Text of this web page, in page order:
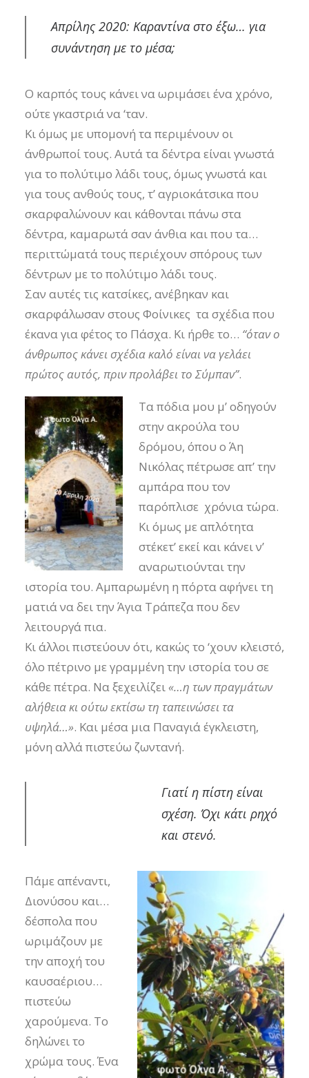
Απρίλης 2020: Καραντίνα στο έξω… για
συνάντηση με το μέσα;
Ο καρπός τους κάνει να ωριμάσει ένα χρόνο,
ούτε γκαστριά να ‘ταν.
Κι όμως με υπομονή τα περιμένουν οι
άνθρωποί τους. Αυτά τα δέντρα είναι γνωστά
για το πολύτιμο λάδι τους, όμως γνωστά και
για τους ανθούς τους, τ’ αγριοκάτσικα που
σκαρφαλώνουν και κάθονται πάνω στα
δέντρα, καμαρωτά σαν άνθια και που τα…
περιττώματά τους περιέχουν σπόρους των
δέντρων με το πολύτιμο λάδι τους.
Σαν αυτές τις κατσίκες, ανέβηκαν και
σκαρφάλωσαν στους Φοίνικες τα σχέδια που
έκανα για φέτος το Πάσχα. Κι ήρθε το… “όταν ο
άνθρωπος κάνει σχέδια καλό είναι να γελάει
πρώτος αυτός, πριν προλάβει το Σύμπαν”.
Τα πόδια μου μ’ οδηγούν
στην ακρούλα του
δρόμου, όπου ο Άη
Νικόλας πέτρωσε απ’ την
αμπάρα που τον
παρόπλισε χρόνια τώρα.
Κι όμως με απλότητα
στέκετ’ εκεί και κάνει ν’
αναρωτιούνται την
ιστορία του. Αμπαρωμένη η πόρτα αφήνει τη
ματιά να δει την Άγια Τράπεζα που δεν
λειτουργά πια.
Κι άλλοι πιστεύουν ότι, κακώς το ‘χουν κλειστό,
όλο πέτρινο με γραμμένη την ιστορία του σε
κάθε πέτρα. Να ξεχειλίζει«…η των πραγμάτων
αλήθεια κι ούτω εκτίσω τη ταπεινώσει τα
υψηλά…». Και μέσα μια Παναγιά έγκλειστη,
μόνη αλλά πιστεύω ζωντανή.
Γιατί η πίστη είναι
σχέση. Όχι κάτι ρηχό
και στενό.
Πάμε απέναντι,
Διονύσου και…
δέσπολα που
ωριμάζουν με
την αποχή του
καυσαέριου…
πιστεύω
χαρούμενα. Το
δηλώνει το
χρώμα τους. Ένα